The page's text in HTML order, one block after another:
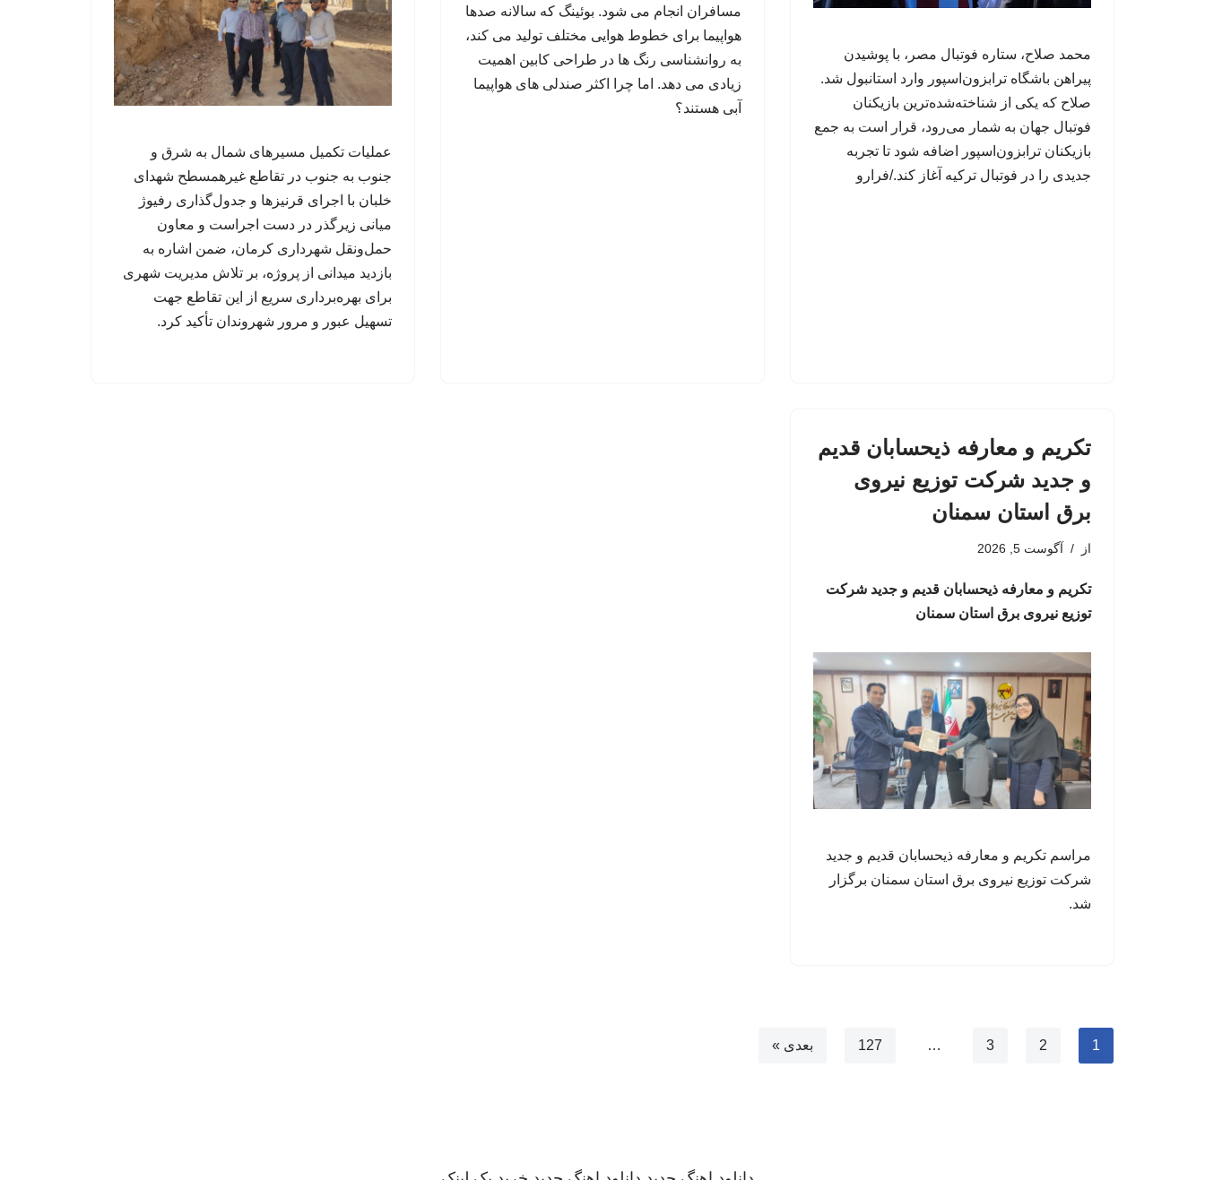
محمد صلاح، ستاره فوتبال مصر، با پوشیدن
پیراهن باشگاه ترابزون‌اسپور وارد استانبول شد.
صلاح که یکی از شناخته‌شده‌ترین بازیکنان
فوتبال جهان به شمار می‌رود، قرار است به جمع
بازیکنان ترابزون‌اسپور اضافه شود تا تجربه
جدیدی را در فوتبال ترکیه آغاز کند./فرارو
مسافران انجام می شود. بوئینگ که سالانه صدها
هواپیما برای خطوط هوایی مختلف تولید می کند،
به روانشناسی رنگ ها در طراحی کابین اهمیت
زیادی می دهد. اما چرا اکثر صندلی های هواپیما
آبی هستند؟
عملیات تکمیل مسیرهای شمال به شرق و
جنوب به جنوب در تقاطع غیرهمسطح شهدای
خلبان با اجرای قرنیزها و جدول‌گذاری رفیوژ
میانی زیرگذر در دست اجراست و معاون
حمل‌ونقل شهرداری کرمان، ضمن اشاره به
بازدید میدانی از پروژه، بر تلاش مدیریت شهری
برای بهره‌برداری سریع از این تقاطع جهت
تسهیل عبور و مرور شهروندان تأکید کرد.
تکریم و معارفه ذیحسابان قدیم
و جدید شرکت توزیع نیروی
برق استان سمنان
از آگوست 5, 2026
تکریم و معارفه ذیحسابان قدیم و جدید شرکت
توزیع نیروی برق استان سمنان
مراسم تکریم و معارفه ذیحسابان قدیم و جدید
شرکت توزیع نیروی برق استان سمنان برگزار
شد.
1
2
3
…
127 بعدی »